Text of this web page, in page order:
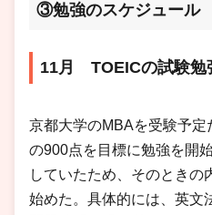
③勉強のスケジュール
11月 TOEICの試験勉
京都大学のMBAを受験予
の900点を目標に勉強を開
していたため、そのときの
始めた。具体的には、英文